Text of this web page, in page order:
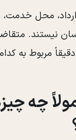
محل
نیستند.
مربوط به
چه